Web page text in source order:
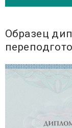
Образец